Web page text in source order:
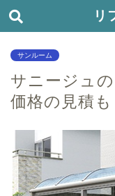
リ
サンルーム
サニージュ
価格の見積も